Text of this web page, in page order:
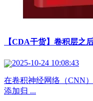
【CDA干货】卷积层之
2025-10-24 10:08:43
在卷积神经网络（CNN
添加归 ...